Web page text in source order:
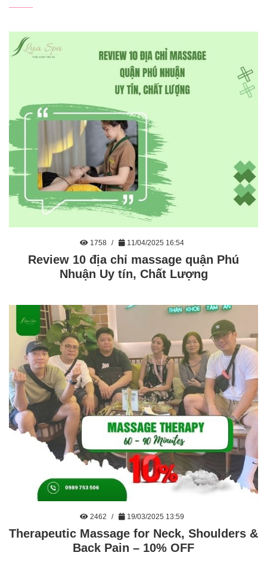
1758 11/04/2025 16:54
Review 10 địa chỉ massage quận Phú
Nhuận Uy tín, Chất Lượng
2462 19/03/2025 13:59
Therapeutic Massage for Neck, Shoulders &
Back Pain – 10% OFF